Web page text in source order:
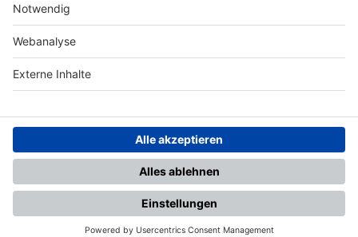
SFV DFB
Nutzungsbedingungen Datenschutz Impressum
Ihr Gerät wird möglicherweise
nicht vollständig unterstützt.
Für die beste Nutzung empfehlen
wir ein kompatibles Gerät oder
einen aktuellen Browser.